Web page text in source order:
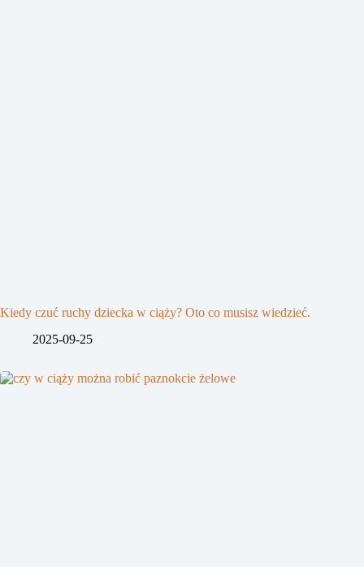
Kiedy czuć ruchy dziecka w ciąży? Oto co musisz wiedzieć.
2025-09-25